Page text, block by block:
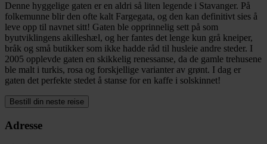
Denne hyggelige gaten er en aldri så liten legende i Stavanger. På
folkemunne blir den ofte kalt Fargegata, og den kan definitivt sies å
leve opp til navnet sitt! Gaten ble opprinnelig sett på som
byutviklingens akilleshæl, og her fantes det lenge kun grå kneiper,
bråk og små butikker som ikke hadde råd til husleie andre steder. I
2005 opplevde gaten en skikkelig renessanse, da de gamle trehusene
ble malt i turkis, rosa og forskjellige varianter av grønt. I dag er
gaten det perfekte stedet å stanse for en kaffe i solskinnet!
Bestill din neste reise
Adresse